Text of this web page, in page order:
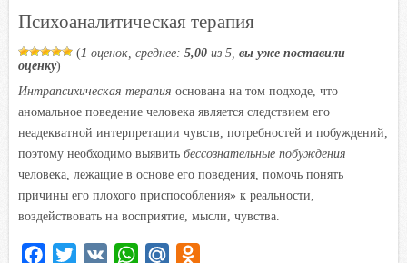
Психоаналитическая терапия
(1 оценок, среднее: 5,00 из 5, вы уже поставили
оценку)
Интрапсихическая терапия основана на том подходе, что
аномальное поведение человека является следствием его
неадекватной интерпретации чувств, потребностей и побуждений,
поэтому необходимо выявить бессознательные побуждения
человека, лежащие в основе его поведения, помочь понять
причины его плохого приспособления» к реальности,
воздействовать на восприятие, мысли, чувства.
W